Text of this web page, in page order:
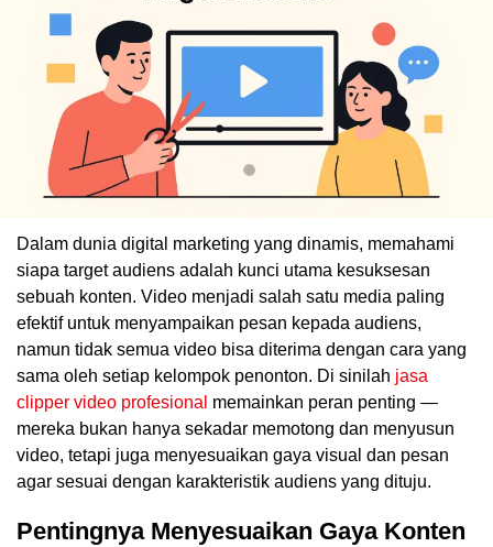
Dalam dunia digital marketing yang dinamis, memahami
siapa target audiens adalah kunci utama kesuksesan
sebuah konten. Video menjadi salah satu media paling
efektif untuk menyampaikan pesan kepada audiens,
namun tidak semua video bisa diterima dengan cara yang
sama oleh setiap kelompok penonton. Di sinilah jasa
clipper video profesional memainkan peran penting —
mereka bukan hanya sekadar memotong dan menyusun
video, tetapi juga menyesuaikan gaya visual dan pesan
agar sesuai dengan karakteristik audiens yang dituju.
Pentingnya Menyesuaikan Gaya Konten